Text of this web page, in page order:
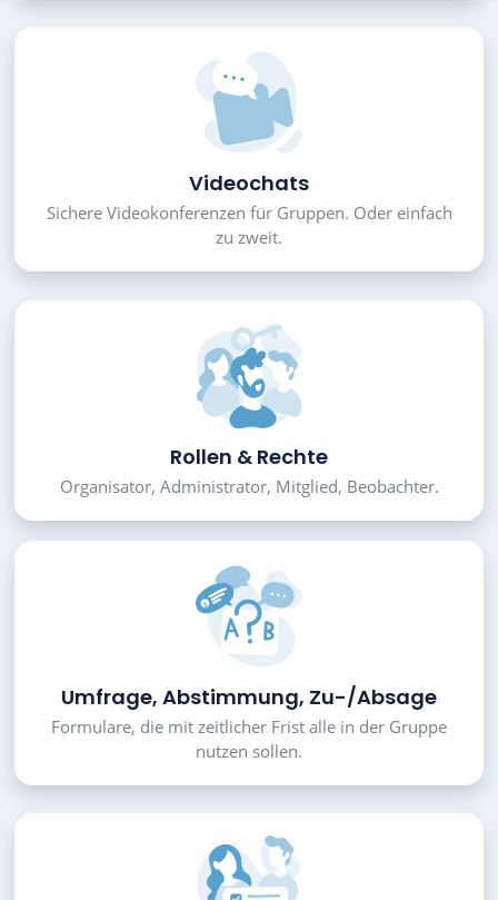
Videochats
Sichere Videokonferenzen für Gruppen. Oder einfach
zu zweit.
Rollen & Rechte
Organisator, Administrator, Mitglied, Beobachter.
Umfrage, Abstimmung, Zu-/Absage
Formulare, die mit zeitlicher Frist alle in der Gruppe
nutzen sollen.